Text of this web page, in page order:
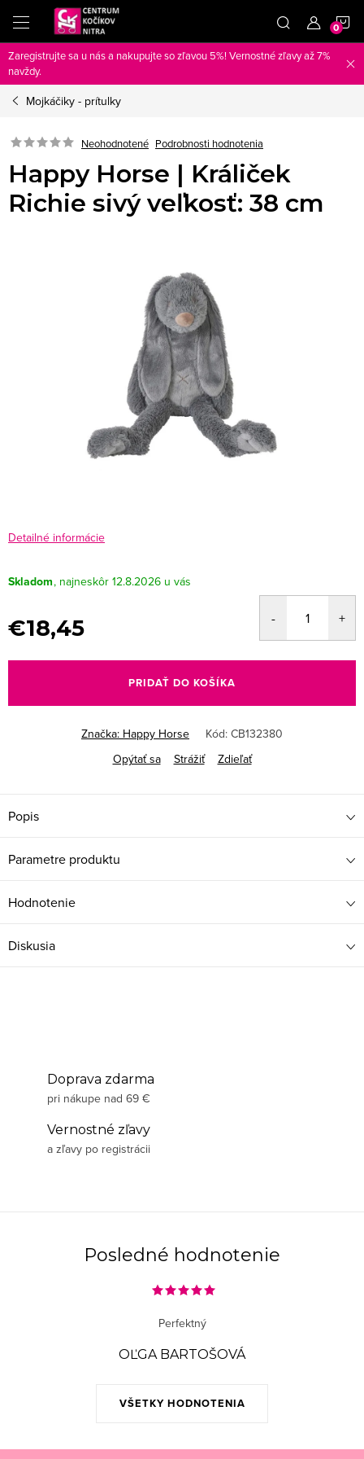
obsah
Zaregistrujte sa u nás a nakupujte so zľavou 5%! Vernostné zľavy až 7%
navždy.
Mojkáčiky - prítulky
Neohodnotené Podrobnosti hodnotenia
Happy Horse | Králiček
Richie sivý veľkosť: 38 cm
Detailné informácie
Skladom 12.8.2026
€18,45
cena:
PRIDAŤ DO KOŠÍKA
Značka: Happy Horse Kód: CB132380
Opýtať sa
Strážiť Zdieľať
Popis
Parametre produktu
Hodnotenie
Diskusia
Doprava zdarma
pri nákupe nad 69 €
Vernostné zľavy
a zľavy po registrácii
Posledné hodnotenie
VŠETKY HODNOTENIA
Perfektný
OĽGA BARTOŠOVÁ